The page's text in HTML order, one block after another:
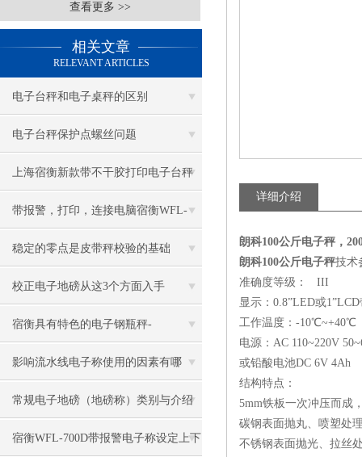
查看更多 >>
相关文章
RELEVANT ARTICLES
电子台秤和电子桌秤的区别
电子台秤保护点螺丝问题
上海宿衡新款带不干胶打印电子台秤
特色
带报警，打印，连接电脑宿衡WFL-
3100电子台秤
稳定的零点是皮带秤校验的基础
校正电子地磅从这3个方面入手
宿衡具有特色的电子钢瓶秤-
影响流水线电子称使用的因素有哪
些？
常规电子地磅（地磅称）类别与介绍
宿衡WFL-700D带报警电子称设定上下
详细介绍
朗科100公斤电子秤，
朗科100公斤电子秤技术
准确度等级： III
显示：0.8”LED或
工作温度：-10℃~+40℃
电源：AC 110~220V
或铅酸电池DC 6V 4Ah
结构特点：
5mm铁板一次冲压而成
碳钢表面抛丸、喷塑处
不锈钢表面抛光、拉丝